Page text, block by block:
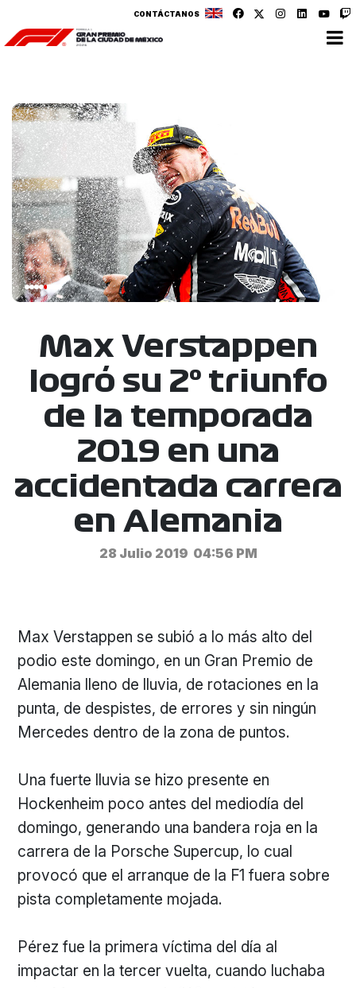
CONTÁCTANOS
Max Verstappen
logró su 2º triunfo
de la temporada
2019 en una
accidentada carrera
en Alemania
28 Julio 2019 04:56 PM
Max Verstappen se subió a lo más alto del
podio este domingo, en un Gran Premio de
Alemania lleno de lluvia, de rotaciones en la
punta, de despistes, de errores y sin ningún
Mercedes dentro de la zona de puntos.
Una fuerte lluvia se hizo presente en
Hockenheim poco antes del mediodía del
domingo, generando una bandera roja en la
carrera de la Porsche Supercup, lo cual
provocó que el arranque de la F1 fuera sobre
pista completamente mojada.
Pérez fue la primera víctima del día al
impactar en la tercer vuelta, cuando luchaba